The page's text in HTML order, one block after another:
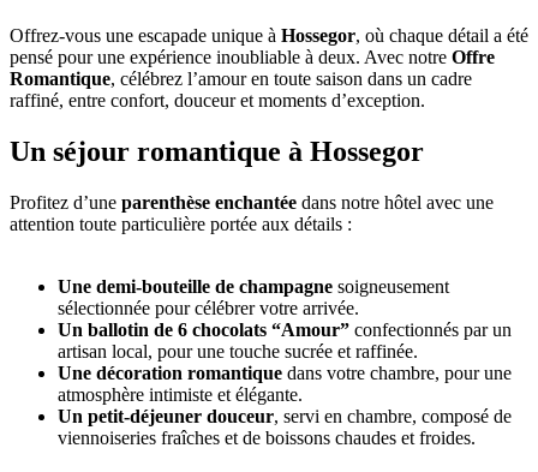
Offrez-vous une escapade unique à Hossegor, où chaque détail a été
pensé pour une expérience inoubliable à deux. Avec notre Offre
Romantique, célébrez l’amour en toute saison dans un cadre
raffiné, entre confort, douceur et moments d’exception.
Un séjour romantique à Hossegor
Profitez d’une parenthèse enchantée dans notre hôtel avec une
attention toute particulière portée aux détails :
Une demi-bouteille de champagne soigneusement
sélectionnée pour célébrer votre arrivée.
Un ballotin de 6 chocolats “Amour” confectionnés par un
artisan local, pour une touche sucrée et raffinée.
Une décoration romantique dans votre chambre, pour une
atmosphère intimiste et élégante.
Un petit-déjeuner douceur, servi en chambre, composé de
viennoiseries fraîches et de boissons chaudes et froides.